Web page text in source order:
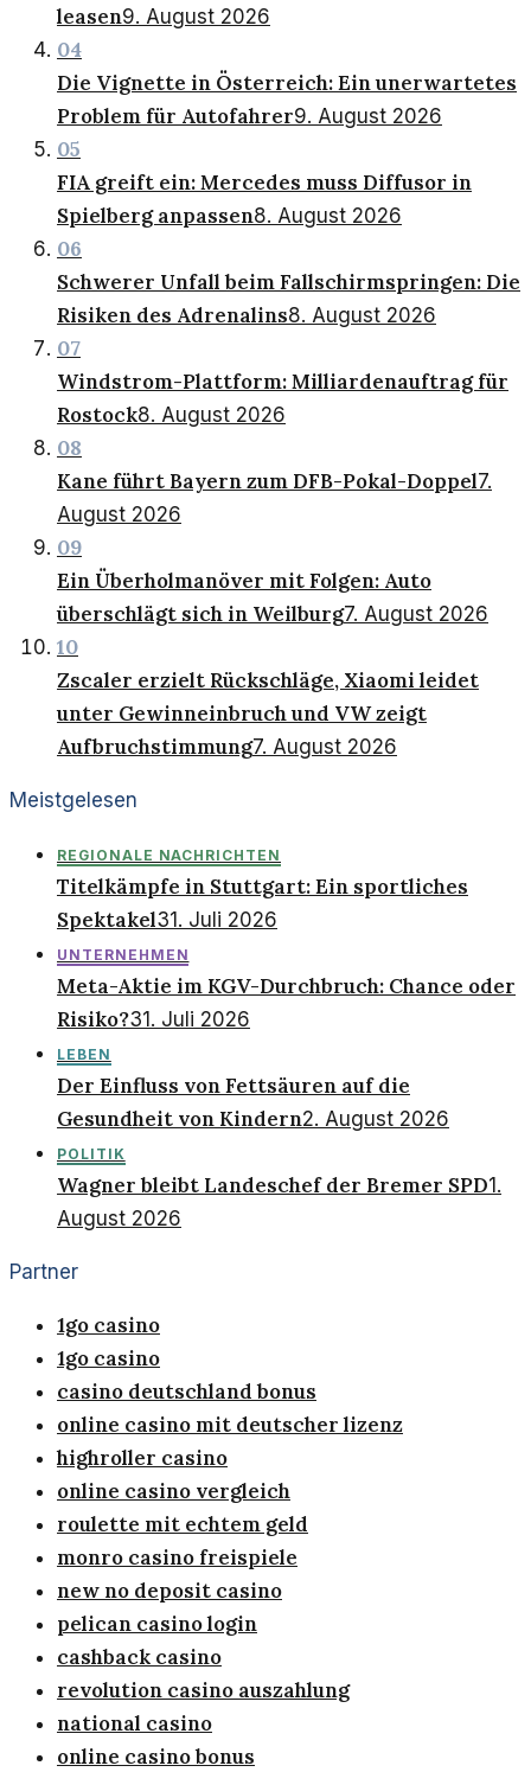
leasen9. August 2026
04
Die Vignette in Österreich: Ein unerwartetes
Problem für Autofahrer9. August 2026
05
FIA greift ein: Mercedes muss Diffusor in
Spielberg anpassen8. August 2026
06
Schwerer Unfall beim Fallschirmspringen: Die
Risiken des Adrenalins8. August 2026
07
Windstrom-Plattform: Milliardenauftrag für
Rostock8. August 2026
08
Kane führt Bayern zum DFB-Pokal-Doppel7.
August 2026
09
Ein Überholmanöver mit Folgen: Auto
überschlägt sich in Weilburg7. August 2026
10
Zscaler erzielt Rückschläge, Xiaomi leidet
unter Gewinneinbruch und VW zeigt
Aufbruchstimmung7. August 2026
Meistgelesen
REGIONALE NACHRICHTEN
Titelkämpfe in Stuttgart: Ein sportliches
Spektakel31. Juli 2026
UNTERNEHMEN
Meta-Aktie im KGV-Durchbruch: Chance oder
Risiko?31. Juli 2026
LEBEN
Der Einfluss von Fettsäuren auf die
Gesundheit von Kindern2. August 2026
POLITIK
Wagner bleibt Landeschef der Bremer SPD1.
August 2026
Partner
1go casino
1go casino
casino deutschland bonus
online casino mit deutscher lizenz
highroller casino
online casino vergleich
roulette mit echtem geld
monro casino freispiele
new no deposit casino
pelican casino login
cashback casino
revolution casino auszahlung
national casino
online casino bonus